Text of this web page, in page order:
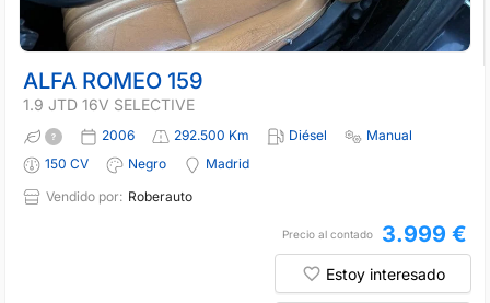
ALFA ROMEO 159
1.9 JTD 16V SELECTIVE
2006 292.500 Km Diésel
Manual
150 CV
Negro
Madrid
Vendido por: Roberauto
Precio al contado 3.999 €
Estoy interesado